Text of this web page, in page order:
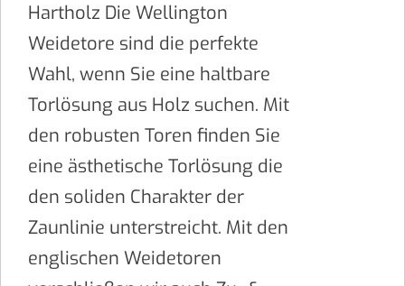
Hartholz Die Wellington
Weidetore sind die perfekte
Wahl, wenn Sie eine haltbare
Torlösung aus Holz suchen. Mit
den robusten Toren finden Sie
eine ästhetische Torlösung die
den soliden Charakter der
Zaunlinie unterstreicht. Mit den
englischen Weidetoren